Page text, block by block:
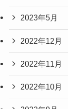
2023年5月
2022年12月
2022年11月
2022年10月